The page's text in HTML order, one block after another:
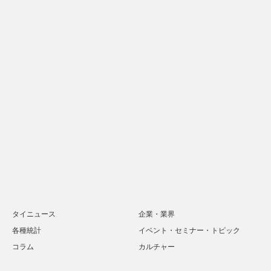
タイニュース
企業・業界
各種統計
イベント・セミナー・トピック
コラム
カルチャー